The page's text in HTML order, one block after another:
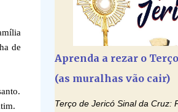
de
Aprenda a rezar o
(as muralhas vão cair)
Terço de Jericó Sinal da Cruz: